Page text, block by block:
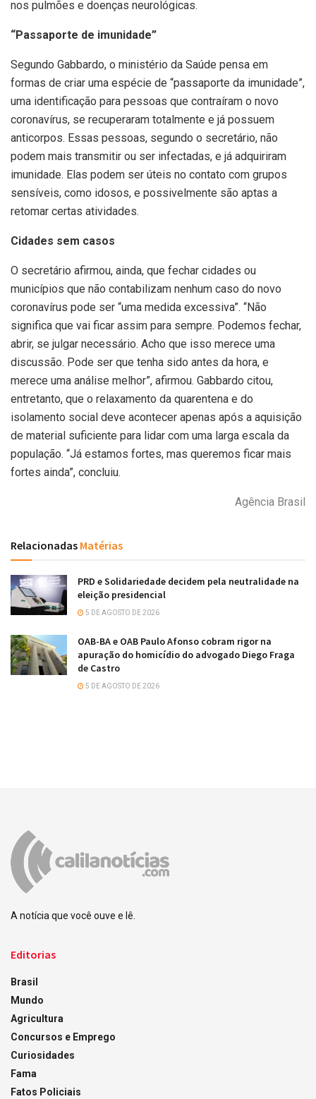
nos pulmões e doenças neurológicas.
“Passaporte de imunidade”
Segundo Gabbardo, o ministério da Saúde pensa em
formas de criar uma espécie de “passaporte da imunidade”,
uma identificação para pessoas que contraíram o novo
coronavírus, se recuperaram totalmente e já possuem
anticorpos. Essas pessoas, segundo o secretário, não
podem mais transmitir ou ser infectadas, e já adquiriram
imunidade. Elas podem ser úteis no contato com grupos
sensíveis, como idosos, e possivelmente são aptas a
retomar certas atividades.
Cidades sem casos
O secretário afirmou, ainda, que fechar cidades ou
municípios que não contabilizam nenhum caso do novo
coronavírus pode ser “uma medida excessiva”. “Não
significa que vai ficar assim para sempre. Podemos fechar,
abrir, se julgar necessário. Acho que isso merece uma
discussão. Pode ser que tenha sido antes da hora, e
merece uma análise melhor”, afirmou. Gabbardo citou,
entretanto, que o relaxamento da quarentena e do
isolamento social deve acontecer apenas após a aquisição
de material suficiente para lidar com uma larga escala da
população. “Já estamos fortes, mas queremos ficar mais
fortes ainda”, concluiu.
Agência Brasil
Relacionadas Matérias
PRD e Solidariedade decidem pela neutralidade na
eleição presidencial
5 DE AGOSTO DE 2026
OAB-BA e OAB Paulo Afonso cobram rigor na
apuração do homicídio do advogado Diego Fraga
de Castro
5 DE AGOSTO DE 2026
A notícia que você ouve e lê.
Editorias
Brasil
Mundo
Agricultura
Concursos e Emprego
Curiosidades
Fama
Fatos Policiais